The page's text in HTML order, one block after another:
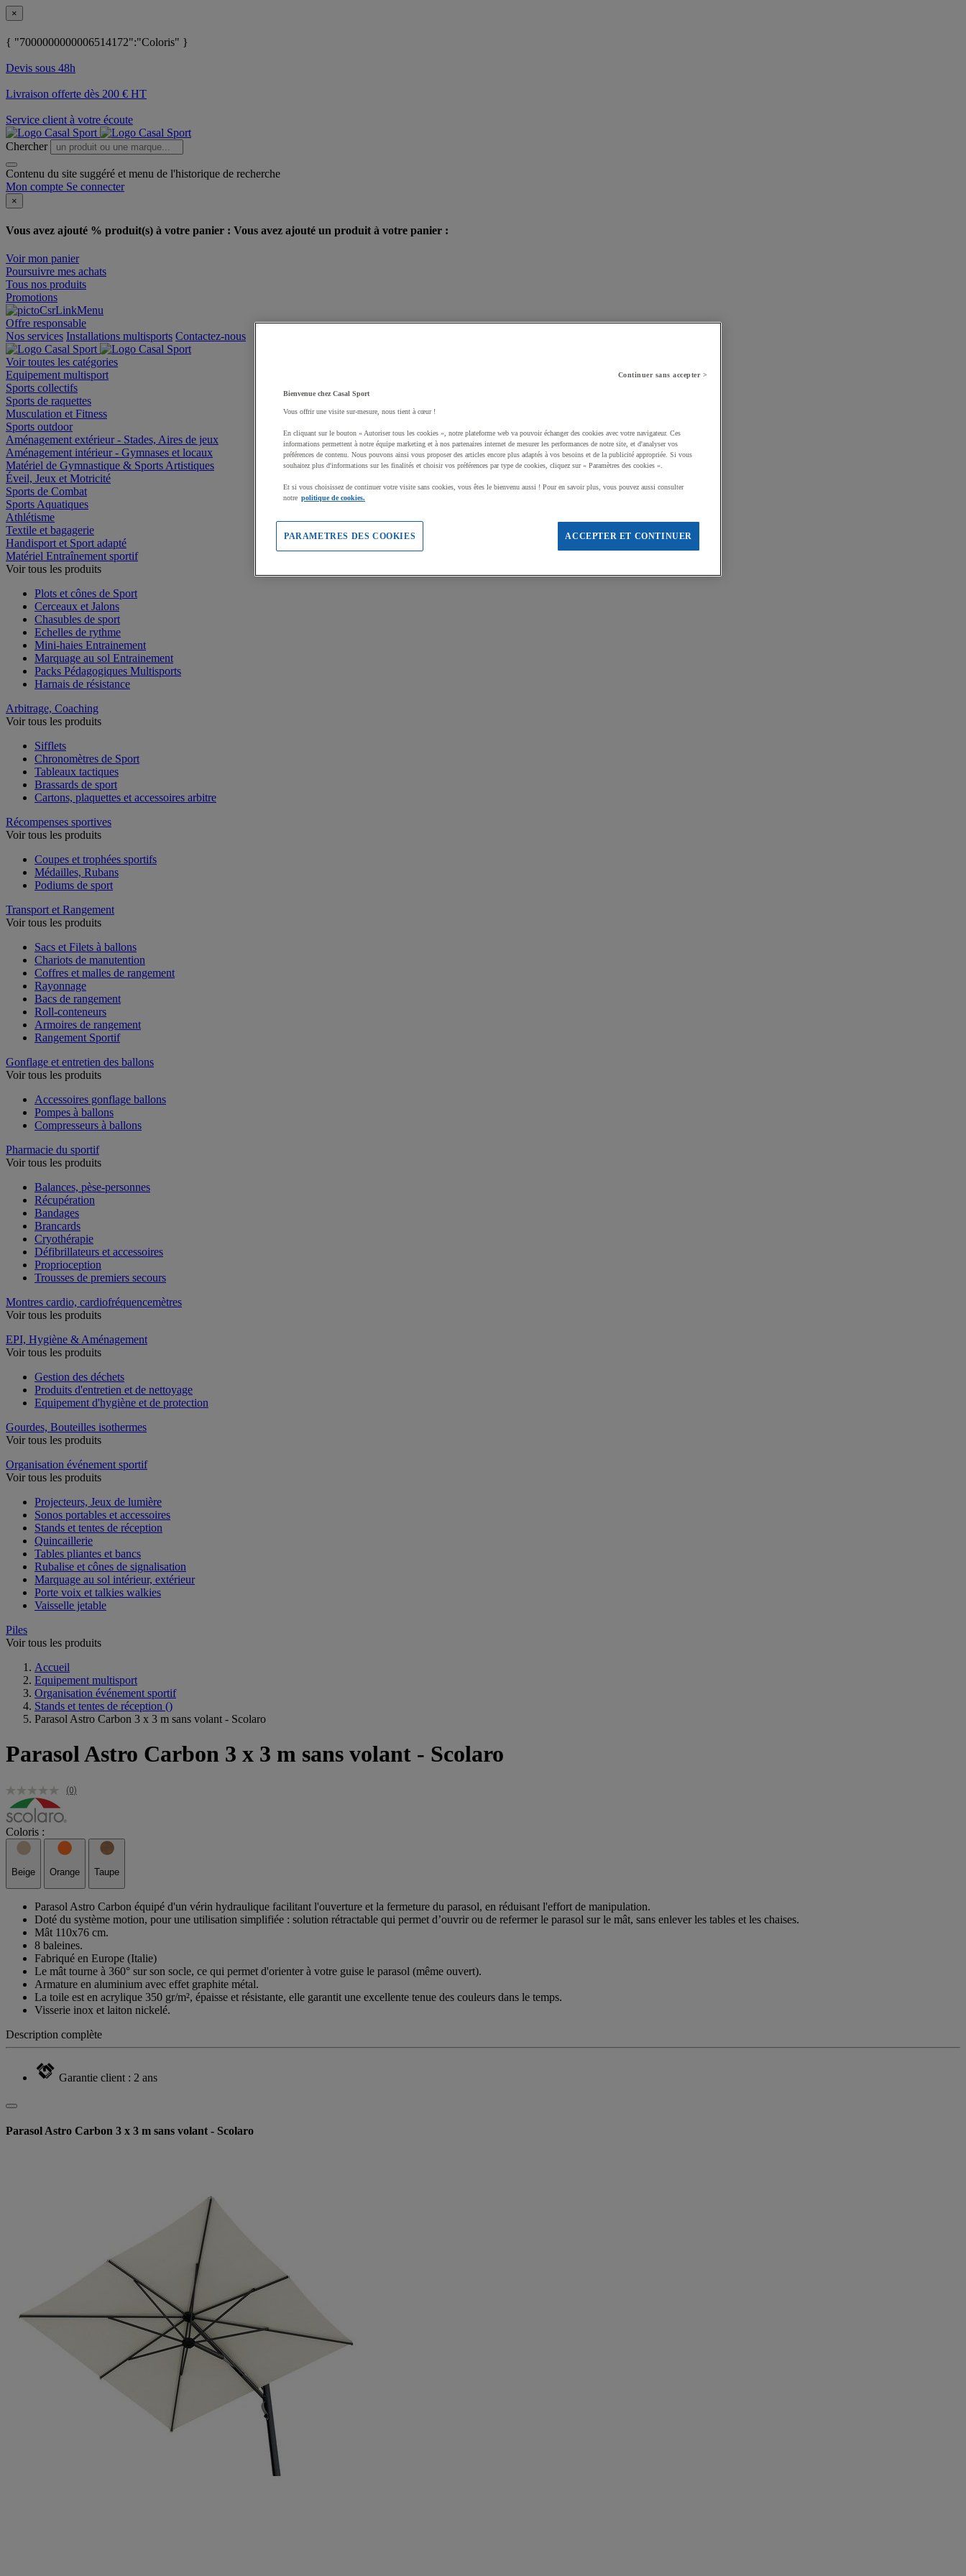
×
{ "7000000000006514172":"Coloris" }
Devis sous 48h
Livraison offerte dès 200 € HT
Service client à votre écoute
Chercher
Contenu du site suggéré et menu de l'historique de recherche
Mon compte Se connecter
×
Vous avez ajouté % produit(s) à votre panier : Vous avez ajouté un produit à votre panier :
Voir mon panier
Poursuivre mes achats
Tous nos produits
Promotions
Offre responsable
Nos services Installations multisports Contactez-nous
Voir toutes les catégories
Equipement multisport
Sports collectifs
Sports de raquettes
Musculation et Fitness
Sports outdoor
Aménagement extérieur - Stades, Aires de jeux
Aménagement intérieur - Gymnases et locaux
Matériel de Gymnastique & Sports Artistiques
Éveil, Jeux et Motricité
Sports de Combat
Sports Aquatiques
Athlétisme
Textile et bagagerie
Handisport et Sport adapté
Matériel Entraînement sportif
Voir tous les produits
Plots et cônes de Sport
Cerceaux et Jalons
Chasubles de sport
Echelles de rythme
Mini-haies Entrainement
Marquage au sol Entrainement
Packs Pédagogiques Multisports
Harnais de résistance
Arbitrage, Coaching
Voir tous les produits
Sifflets
Chronomètres de Sport
Tableaux tactiques
Brassards de sport
Cartons, plaquettes et accessoires arbitre
Récompenses sportives
Voir tous les produits
Coupes et trophées sportifs
Médailles, Rubans
Podiums de sport
Transport et Rangement
Voir tous les produits
Sacs et Filets à ballons
Chariots de manutention
Coffres et malles de rangement
Rayonnage
Bacs de rangement
Roll-conteneurs
Armoires de rangement
Rangement Sportif
Gonflage et entretien des ballons
Voir tous les produits
Accessoires gonflage ballons
Pompes à ballons
Compresseurs à ballons
Pharmacie du sportif
Voir tous les produits
Balances, pèse-personnes
Récupération
Bandages
Brancards
Cryothérapie
Défibrillateurs et accessoires
Proprioception
Trousses de premiers secours
Montres cardio, cardiofréquencemètres
Voir tous les produits
EPI, Hygiène & Aménagement
Voir tous les produits
Gestion des déchets
Produits d'entretien et de nettoyage
Equipement d'hygiène et de protection
Gourdes, Bouteilles isothermes
Voir tous les produits
Organisation événement sportif
Voir tous les produits
Projecteurs, Jeux de lumière
Sonos portables et accessoires
Stands et tentes de réception
Quincaillerie
Tables pliantes et bancs
Rubalise et cônes de signalisation
Marquage au sol intérieur, extérieur
Porte voix et talkies walkies
Vaisselle jetable
Piles
Voir tous les produits
Accueil
Equipement multisport
Organisation événement sportif
Stands et tentes de réception ()
Parasol Astro Carbon 3 x 3 m sans volant - Scolaro
Parasol Astro Carbon 3 x 3 m sans volant - Scolaro
(0)
Coloris :
Beige Orange Taupe
Parasol Astro Carbon équipé d'un vérin hydraulique facilitant l'ouverture et la fermeture du parasol, en réduisant l'effort de manipulation.
Doté du système motion, pour une utilisation simplifiée : solution rétractable qui permet d’ouvrir ou de refermer le parasol sur le mât, sans enlever les tables et les chaises.
Mât 110x76 cm.
8 baleines.
Fabriqué en Europe (Italie)
Le mât tourne à 360° sur son socle, ce qui permet d'orienter à votre guise le parasol (même ouvert).
Armature en aluminium avec effet graphite métal.
La toile est en acrylique 350 gr/m², épaisse et résistante, elle garantit une excellente tenue des couleurs dans le temps.
Visserie inox et laiton nickelé.
Description complète
Garantie client : 2 ans
Parasol Astro Carbon 3 x 3 m sans volant - Scolaro
Continuer sans accepter >
Bienvenue chez Casal Sport
Vous offrir une visite sur-mesure, nous tient à cœur !
En cliquant sur le bouton « Autoriser tous les cookies », notre plateforme web va pouvoir échanger des cookies avec votre navigateur. Ces
informations permettent à notre équipe marketing et à nos partenaires internet de mesurer les performances de notre site, et d'analyser vos
préférences de contenu. Nous pouvons ainsi vous proposer des articles encore plus adaptés à vos besoins et de la publicité appropriée. Si vous
souhaitez plus d'informations sur les finalités et choisir vos préférences par type de cookies, cliquez sur « Paramètres des cookies ».
Et si vous choisissez de continuer votre visite sans cookies, vous êtes le bienvenu aussi ! Pour en savoir plus, vous pouvez aussi consulter
notre politique de cookies.
ACCEPTER ET CONTINUER
PARAMETRES DES COOKIES